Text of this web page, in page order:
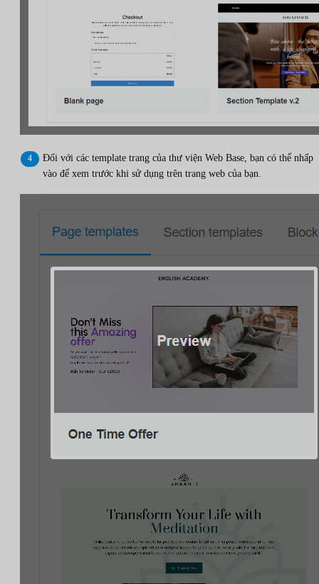
Đối với các template trang của thư viện Web Base, bạn có thể nhấp
vào để xem trước khi sử dụng trên trang web của bạn.